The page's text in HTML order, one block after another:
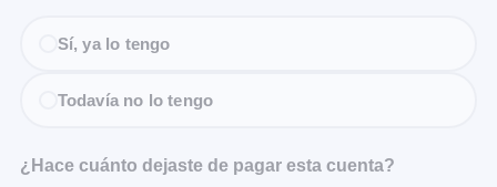
Sí, ya lo tengo
Todavía no lo tengo
¿Hace cuánto dejaste de pagar esta cuenta?